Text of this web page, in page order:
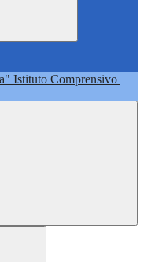
Istituto Comprensivo